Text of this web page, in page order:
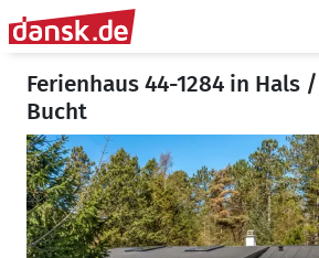
Ferienhaus 44-1284 in Hals
Bucht